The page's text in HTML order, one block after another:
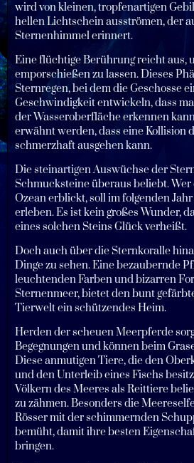
wird von kleinen, tropfenartigen
hellen Lichtschein ausströmen, der
Sternenhimmel erinnert.
Eine flüchtige Berührung reicht aus,
emporschießen zu lassen. Dieses
Sternregen, bei dem die Geschosse
Geschwindigkeit entwickeln, dass
der Wasseroberfläche erkennen
erwähnt werden, dass eine Kollision
schmerzhaft ausgehen kann.
Die steinartigen Auswüchse der
Schmucksteine überaus beliebt.
Ozean erblickt, soll im folgenden
erleben. Es ist kein großes Wunder,
eines solchen Steins Glück verheißt.
Doch auch über die Sternkoralle
Dinge zu sehen. Eine bezaubernde
leuchtenden Farben und bizarren
Sternenmeer, bietet den bunt
Tierwelt ein schützendes Heim.
Herden der scheuen Meerpferde
Begegnungen und können beim
Diese anmutigen Tiere, die den
und den Unterleib eines Fischs
Völkern des Meeres als Reittiere
zu zähmen. Besonders die
Rösser mit der schimmernden
bemüht, damit ihre besten
bringen.